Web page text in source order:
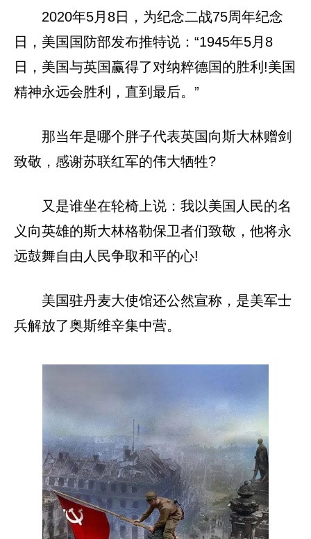
2020年5月8日，为纪念二战75周年纪念
日，美国国防部发布推特说：“1945年5月8
日，美国与英国赢得了对纳粹德国的胜利!美国
精神永远会胜利，直到最后。”
那当年是哪个胖子代表英国向斯大林赠剑
致敬，感谢苏联红军的伟大牺牲?
又是谁坐在轮椅上说：我以美国人民的名
义向英雄的斯大林格勒保卫者们致敬，他将永
远鼓舞自由人民争取和平的心!
美国驻丹麦大使馆还公然宣称，是美军士
兵解放了奥斯维辛集中营。